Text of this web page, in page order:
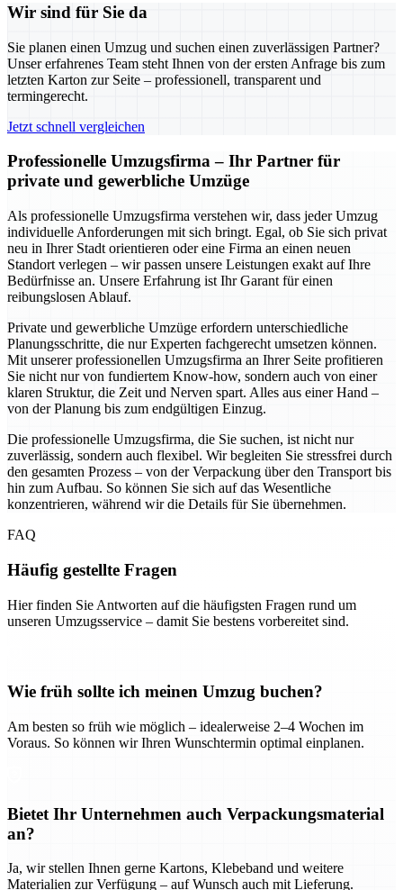
Wir sind für Sie da
Sie planen einen Umzug und suchen einen zuverlässigen Partner?
Unser erfahrenes Team steht Ihnen von der ersten Anfrage bis zum
letzten Karton zur Seite – professionell, transparent und
termingerecht.
Jetzt schnell vergleichen
Professionelle Umzugsfirma – Ihr Partner für
private und gewerbliche Umzüge
Als professionelle Umzugsfirma verstehen wir, dass jeder Umzug
individuelle Anforderungen mit sich bringt. Egal, ob Sie sich privat
neu in Ihrer Stadt orientieren oder eine Firma an einen neuen
Standort verlegen – wir passen unsere Leistungen exakt auf Ihre
Bedürfnisse an. Unsere Erfahrung ist Ihr Garant für einen
reibungslosen Ablauf.
Private und gewerbliche Umzüge erfordern unterschiedliche
Planungsschritte, die nur Experten fachgerecht umsetzen können.
Mit unserer professionellen Umzugsfirma an Ihrer Seite profitieren
Sie nicht nur von fundiertem Know-how, sondern auch von einer
klaren Struktur, die Zeit und Nerven spart. Alles aus einer Hand –
von der Planung bis zum endgültigen Einzug.
Die professionelle Umzugsfirma, die Sie suchen, ist nicht nur
zuverlässig, sondern auch flexibel. Wir begleiten Sie stressfrei durch
den gesamten Prozess – von der Verpackung über den Transport bis
hin zum Aufbau. So können Sie sich auf das Wesentliche
konzentrieren, während wir die Details für Sie übernehmen.
FAQ
Häufig gestellte Fragen
Hier finden Sie Antworten auf die häufigsten Fragen rund um
unseren Umzugsservice – damit Sie bestens vorbereitet sind.
Wie früh sollte ich meinen Umzug buchen?
Am besten so früh wie möglich – idealerweise 2–4 Wochen im
Voraus. So können wir Ihren Wunschtermin optimal einplanen.
Bietet Ihr Unternehmen auch Verpackungsmaterial
an?
Ja, wir stellen Ihnen gerne Kartons, Klebeband und weitere
Materialien zur Verfügung – auf Wunsch auch mit Lieferung.